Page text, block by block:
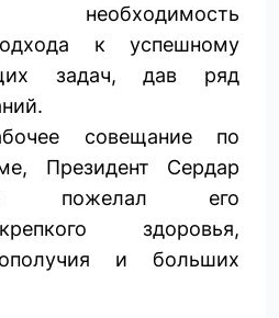
необходимость
к успешному
задач, дав ряд
совещание по
Президент Сердар
пожелал его
здоровья,
и больших